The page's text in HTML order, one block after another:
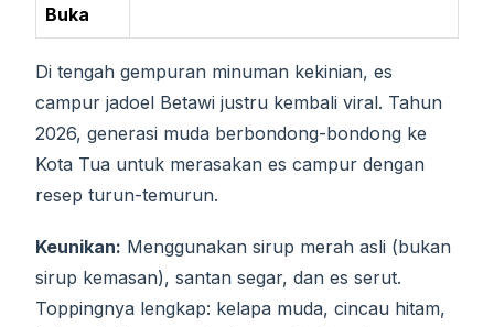
Buka
Di tengah gempuran minuman kekinian, es
campur jadoel Betawi justru kembali viral. Tahun
2026, generasi muda berbondong-bondong ke
Kota Tua untuk merasakan es campur dengan
resep turun-temurun.
Keunikan: Menggunakan sirup merah asli (bukan
sirup kemasan), santan segar, dan es serut.
Toppingnya lengkap: kelapa muda, cincau hitam,